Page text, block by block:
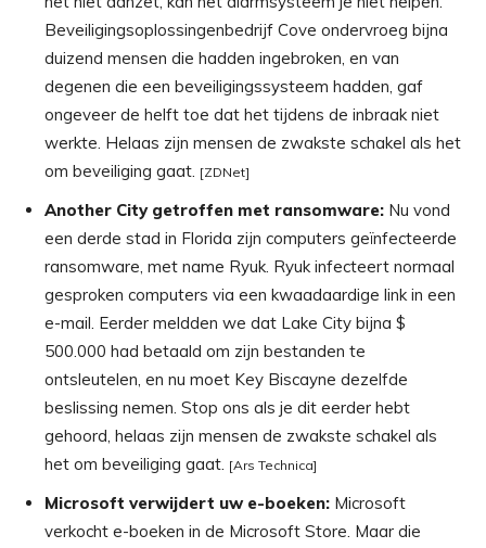
Beveiligingsoplossingenbedrijf Cove ondervroeg bijna
duizend mensen die hadden ingebroken, en van
degenen die een beveiligingssysteem hadden, gaf
ongeveer de helft toe dat het tijdens de inbraak niet
werkte. Helaas zijn mensen de zwakste schakel als het
om beveiliging gaat. [ZDNet]
Another City getroffen met ransomware: Nu vond
een derde stad in Florida zijn computers geïnfecteerde
ransomware, met name Ryuk. Ryuk infecteert normaal
gesproken computers via een kwaadaardige link in een
e-mail. Eerder meldden we dat Lake City bijna $
500.000 had betaald om zijn bestanden te
ontsleutelen, en nu moet Key Biscayne dezelfde
beslissing nemen. Stop ons als je dit eerder hebt
gehoord, helaas zijn mensen de zwakste schakel als
het om beveiliging gaat. [Ars Technica]
Microsoft verwijdert uw e-boeken: Microsoft
verkocht e-boeken in de Microsoft Store. Maar die